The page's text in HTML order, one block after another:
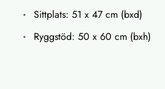
Sittplats: 51 x 47 cm (bxd)
Ryggstöd: 50 x 60 cm (bxh)